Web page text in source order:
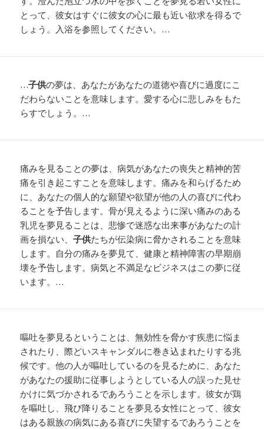
とって、彼女はすぐに彼女の心に最も近い欲求を得るで
しょう。入浴を参照してください。…
…子供の夢は、あなたがあなたの道徳や喜びに過度にこ
だわらないことを意味します。愛する心に悲しみをもた
らすでしょう。…
痛みを見ることの夢は、病気があなたの喪失と精神的苦
痛を引き起こすことを意味します。痛みを和らげるため
に、あなたの個人的な願望や欲望が他の人の喜びに代わ
ることを予告します。骨が見えるように深い痛みのある
乳児を夢見ることは、悲惨で迷惑な出来事があなたの計
画を損ない、子供たちが伝染病に脅かされることを意味
します。自分の痛みを夢見て、健康と精神障害の早期崩
壊を予告します。病気と不満足なビジネスはこの夢に従
います。…
嘔吐を夢見るということは、無効性を脅かす疾患に悩ま
されたり、際どいスキャンダルに巻き込まれたりする兆
候です。他の人が嘔吐しているのを見るために、あなた
があなたの援助に従事しようとしている人の誤った見せ
かけに気づかされるであろうことを示します。彼女が鶏
を嘔吐し、飛び降りることを夢見る女性にとって、彼女
はある親族の病気にある喜びに失望するであろうことを